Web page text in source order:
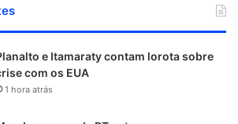
e Itamaraty contam lorota sobre
com os EUA
1 hora atrás